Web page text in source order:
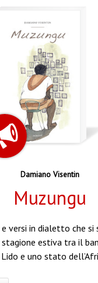
Damiano Visentin
Muzungu
versi in dialetto che si
estiva tra il
e uno stato